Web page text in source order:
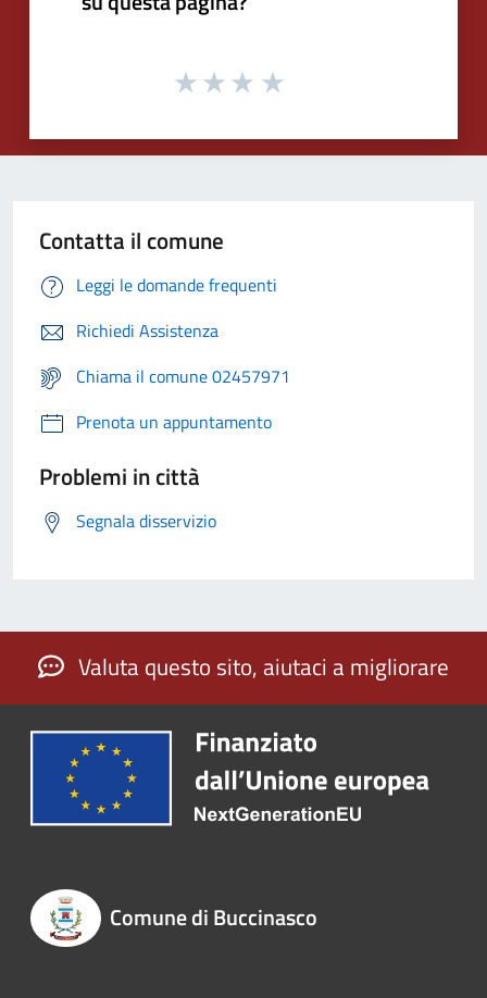
Contatta il comune
Leggi le domande frequenti
Richiedi Assistenza
Chiama il comune 02457971
Prenota un appuntamento
Problemi in città
Segnala disservizio
Valuta questo sito, aiutaci a migliorare
Comune di Buccinasco